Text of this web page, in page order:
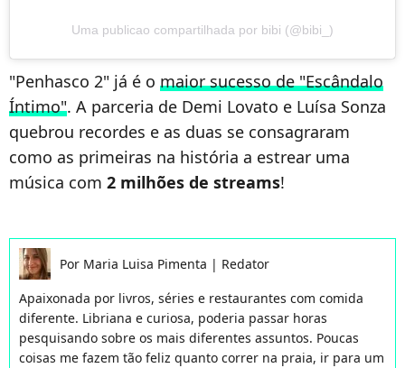
Uma publicao compartilhada por bibi (@bibi_)
"Penhasco 2" já é o maior sucesso de "Escândalo
Íntimo". A parceria de Demi Lovato e Luísa Sonza
quebrou recordes e as duas se consagraram
como as primeiras na história a estrear uma
música com 2 milhões de streams!
Por Maria Luisa Pimenta | Redator
Apaixonada por livros, séries e restaurantes com comida
diferente. Libriana e curiosa, poderia passar horas
pesquisando sobre os mais diferentes assuntos. Poucas
coisas me fazem tão feliz quanto correr na praia, ir para um